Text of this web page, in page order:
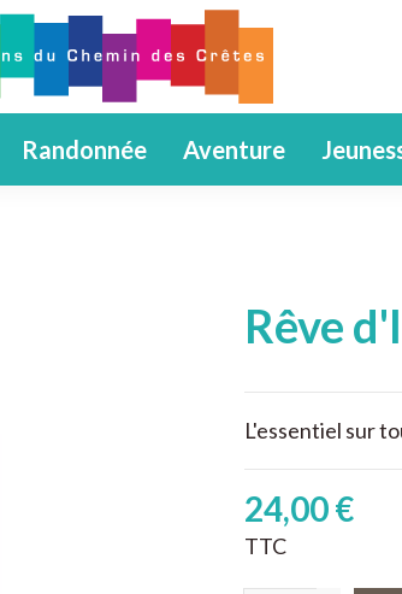
Randonnée Aventure
Rêve
L'essentiel sur
24,00 €
TTC